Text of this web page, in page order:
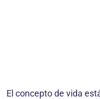
El concepto de vida